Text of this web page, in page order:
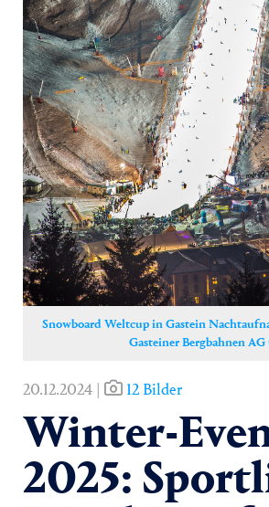
Snowboard Weltcup in Gastein
Gasteiner Bergbahnen AG
20.12.2024 | 12 Bilder
Winter-
2025: